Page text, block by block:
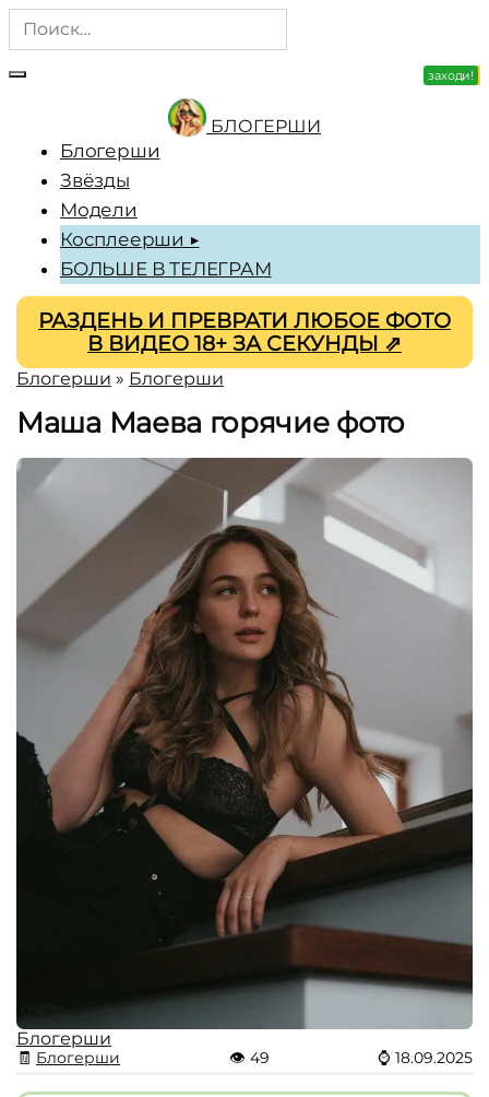
Перейти
содержанию
Search
for:
БЛОГЕРШИ
Блогерши
Звёзды
Модели
Косплеерши ▶
зацени!
БОЛЬШЕ В ТЕЛЕГРАМ
заходи!
РАЗДЕНЬ И ПРЕВРАТИ ЛЮБОЕ ФОТО
В ВИДЕО 18+ ЗА СЕКУНДЫ ⇗
Блогерши » Блогерши
Маша Маева горячие фото
Блогерши
🧾 Блогерши 👁 49 ⌚ 18.09.2025